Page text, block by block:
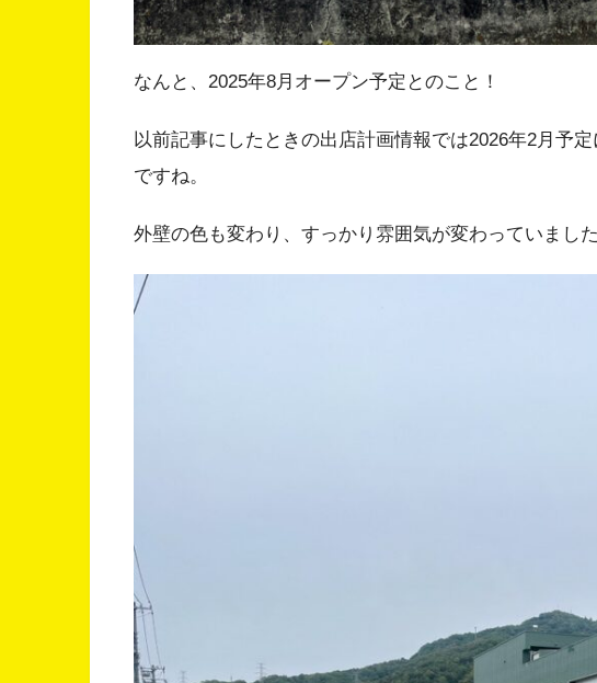
なんと、2025年8月オープン予定とのこと！
以前記事にしたときの出店計画情報では2026年2月予
ですね。
外壁の色も変わり、すっかり雰囲気が変わっていました